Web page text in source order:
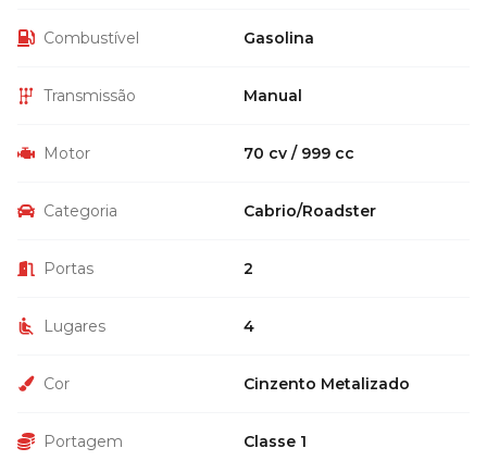
Combustível Gasolina
Transmissão Manual
Motor 70 cv / 999 cc
Categoria Cabrio/Roadster
Portas 2
Lugares 4
Cor Cinzento Metalizado
Portagem Classe 1